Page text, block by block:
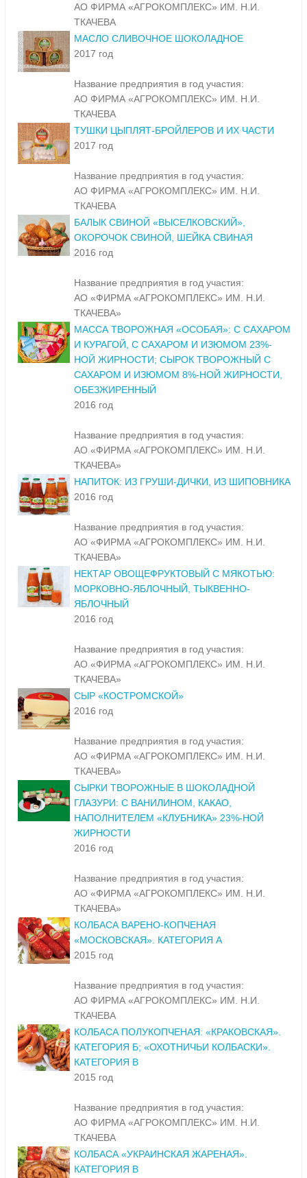
АО ФИРМА «АГРОКОМПЛЕКС» ИМ. Н.И.
ТКАЧЕВА
МАСЛО СЛИВОЧНОЕ ШОКОЛАДНОЕ
2017 год
Название предприятия в год участия:
АО ФИРМА «АГРОКОМПЛЕКС» ИМ. Н.И.
ТКАЧЕВА
ТУШКИ ЦЫПЛЯТ-БРОЙЛЕРОВ И ИХ ЧАСТИ
2017 год
Название предприятия в год участия:
АО ФИРМА «АГРОКОМПЛЕКС» ИМ. Н.И.
ТКАЧЕВА
БАЛЫК СВИНОЙ «ВЫСЕЛКОВСКИЙ»,
ОКОРОЧОК СВИНОЙ, ШЕЙКА СВИНАЯ
2016 год
Название предприятия в год участия:
АО «ФИРМА «АГРОКОМПЛЕКС» ИМ. Н.И.
ТКАЧЕВА»
МАССА ТВОРОЖНАЯ «ОСОБАЯ»: С САХАРОМ
И КУРАГОЙ, С САХАРОМ И ИЗЮМОМ 23%-
НОЙ ЖИРНОСТИ; СЫРОК ТВОРОЖНЫЙ С
САХАРОМ И ИЗЮМОМ 8%-НОЙ ЖИРНОСТИ,
ОБЕЗЖИРЕННЫЙ
2016 год
Название предприятия в год участия:
АО «ФИРМА «АГРОКОМПЛЕКС» ИМ. Н.И.
ТКАЧЕВА»
НАПИТОК: ИЗ ГРУШИ-ДИЧКИ, ИЗ ШИПОВНИКА
2016 год
Название предприятия в год участия:
АО «ФИРМА «АГРОКОМПЛЕКС» ИМ. Н.И.
ТКАЧЕВА»
НЕКТАР ОВОЩЕФРУКТОВЫЙ С МЯКОТЬЮ:
МОРКОВНО-ЯБЛОЧНЫЙ, ТЫКВЕННО-
ЯБЛОЧНЫЙ
2016 год
Название предприятия в год участия:
АО «ФИРМА «АГРОКОМПЛЕКС» ИМ. Н.И.
ТКАЧЕВА»
СЫР «КОСТРОМСКОЙ»
2016 год
Название предприятия в год участия:
АО «ФИРМА «АГРОКОМПЛЕКС» ИМ. Н.И.
ТКАЧЕВА»
СЫРКИ ТВОРОЖНЫЕ В ШОКОЛАДНОЙ
ГЛАЗУРИ: С ВАНИЛИНОМ, КАКАО,
НАПОЛНИТЕЛЕМ «КЛУБНИКА» 23%-НОЙ
ЖИРНОСТИ
2016 год
Название предприятия в год участия:
АО «ФИРМА «АГРОКОМПЛЕКС» ИМ. Н.И.
ТКАЧЕВА»
КОЛБАСА ВАРЕНО-КОПЧЕНАЯ
«МОСКОВСКАЯ». КАТЕГОРИЯ А
2015 год
Название предприятия в год участия:
АО ФИРМА «АГРОКОМПЛЕКС» ИМ. Н.И.
ТКАЧЕВА
КОЛБАСА ПОЛУКОПЧЕНАЯ: «КРАКОВСКАЯ».
КАТЕГОРИЯ Б; «ОХОТНИЧЬИ КОЛБАСКИ».
КАТЕГОРИЯ В
2015 год
Название предприятия в год участия:
АО ФИРМА «АГРОКОМПЛЕКС» ИМ. Н.И.
ТКАЧЕВА
КОЛБАСА «УКРАИНСКАЯ ЖАРЕНАЯ».
КАТЕГОРИЯ В